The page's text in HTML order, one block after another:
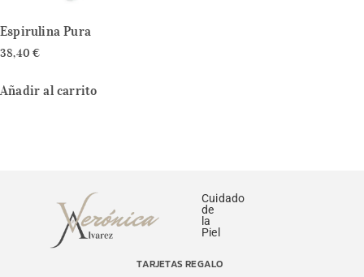
Espirulina Pura
38,40€
Añadir al carrito
Cuidado
de
la
Piel
TARJETAS REGALO